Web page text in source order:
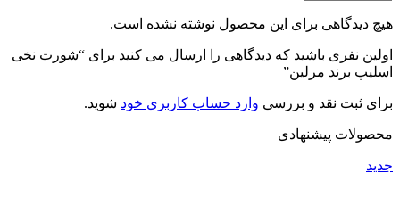
هیچ دیدگاهی برای این محصول نوشته نشده است.
اولین نفری باشید که دیدگاهی را ارسال می کنید برای “شورت نخی
اسلیپ برند مرلین”
برای ثبت نقد و بررسی وارد حساب کاربری خود شوید.
محصولات پیشنهادی
جدید